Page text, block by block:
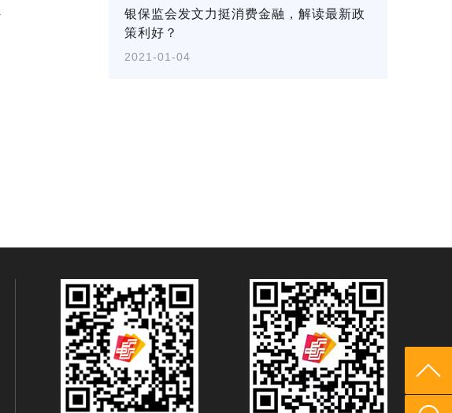
银保监会发文力挺消费金融，解读最新政
策利好？
2021-01-04